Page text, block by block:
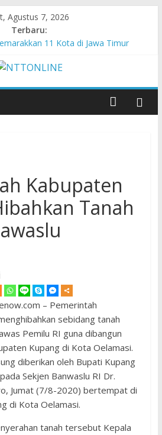
Agustus 7, 2026
Terbaru:
11 Kota di Jawa Timur
Budaya Literasi
Kemampuan Pertahanan Udara
Kabupaten
Tanah
– Pemerintah
sebidang tanah
Pemilu RI guna dibangun
Kupang di Kota Oelamasi.
diberikan oleh Bupati Kupang
Sekjen Banwaslu RI Dr.
Jumat (7/8-2020) bertempat di
di Kota Oelamasi.
tanah tersebut Kepala